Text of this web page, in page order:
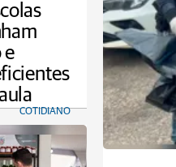
e
COTIDIANO